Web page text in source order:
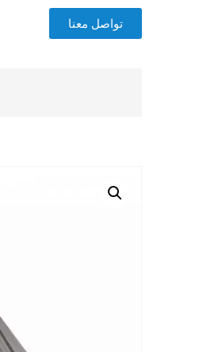
تواصل معنا